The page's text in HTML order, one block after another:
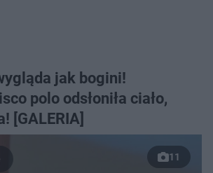
jak bogini!
polo odsłoniła ciało,
[GALERIA]
11